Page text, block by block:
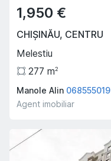
1,950 €
CHIȘINĂU, CENTRU
Melestiu
277 m2
Manole Alin 068555019
Agent imobiliar